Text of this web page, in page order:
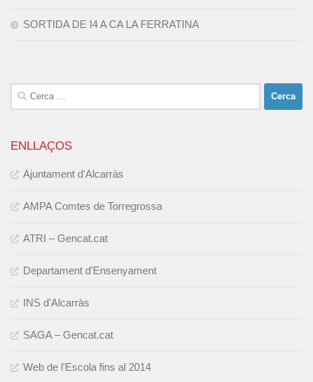
SORTIDA DE I4 A CA LA FERRATINA
Cerca:
ENLLAÇOS
Ajuntament d'Alcarràs
AMPA Comtes de Torregrossa
ATRI – Gencat.cat
Departament d'Ensenyament
INS d'Alcarràs
SAGA – Gencat.cat
Web de l'Escola fins al 2014